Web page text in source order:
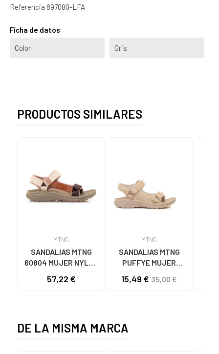
Referencia 697080-LFA
Ficha de datos
Color Gris
PRODUCTOS SIMILARES
MTNG
SANDALIAS MTNG
60804 MUJER NYLON
TAUPE C59615 - -
57,22 €
MTNG
SANDALIAS MTNG
PUFFYE MUJER
C60056 C60056 -
15,49 € 35,00 €
DE LA MISMA MARCA